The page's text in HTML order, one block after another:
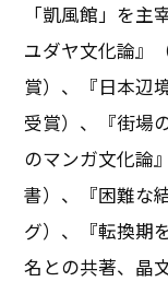
「凱風館」を主
ユダヤ文化論』
賞）、『日本辺
受賞）、『街場
のマンガ文化論
書）、『困難な
グ）、『転換期
名との共著、晶